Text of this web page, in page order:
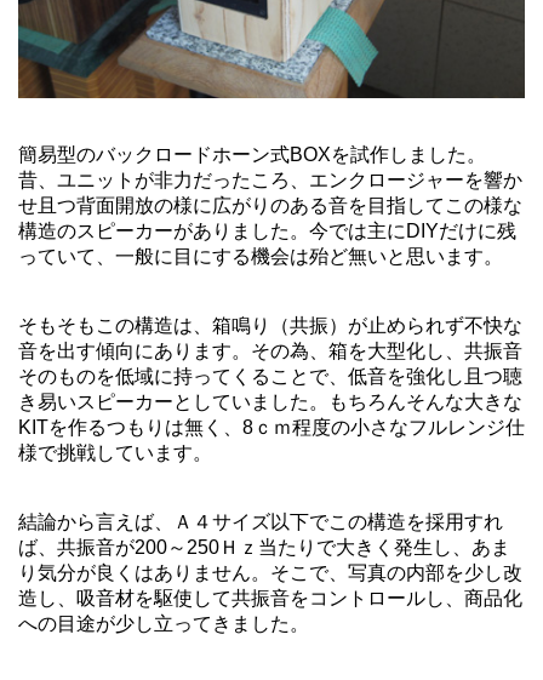
簡易型のバックロードホーン式BOXを試作しました。
昔、ユニットが非力だったころ、エンクロージャーを響か
せ且つ背面開放の様に広がりのある音を目指してこの様な
構造のスピーカーがありました。今では主にDIYだけに残
っていて、一般に目にする機会は殆ど無いと思います。
そもそもこの構造は、箱鳴り（共振）が止められず不快な
音を出す傾向にあります。その為、箱を大型化し、共振音
そのものを低域に持ってくることで、低音を強化し且つ聴
き易いスピーカーとしていました。もちろんそんな大きな
KITを作るつもりは無く、8ｃｍ程度の小さなフルレンジ仕
様で挑戦しています。
結論から言えば、Ａ４サイズ以下でこの構造を採用すれ
ば、共振音が200～250Ｈｚ当たりで大きく発生し、あま
り気分が良くはありません。そこで、写真の内部を少し改
造し、吸音材を駆使して共振音をコントロールし、商品化
への目途が少し立ってきました。